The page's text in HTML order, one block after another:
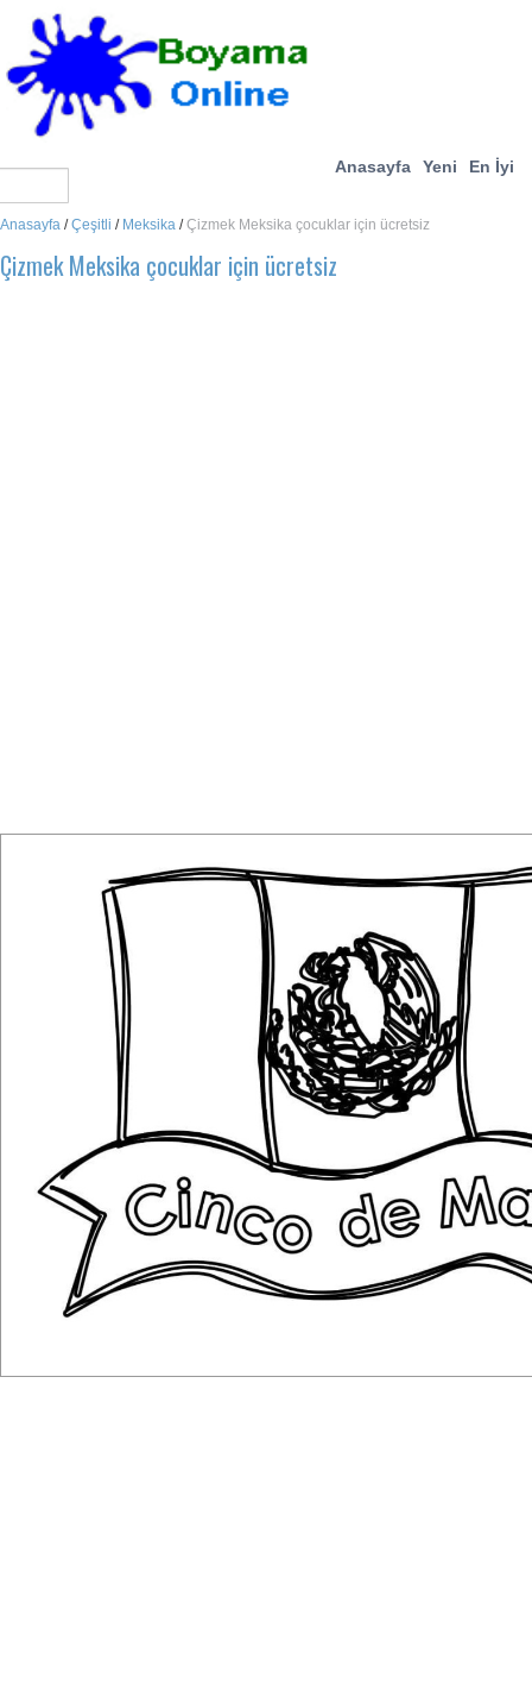
Anasayfa Yeni En İyi
Anasayfa /Çeşitli / Meksika /Çizmek Meksika çocuklar için ücretsiz
Çizmek Meksika çocuklar için ücretsiz